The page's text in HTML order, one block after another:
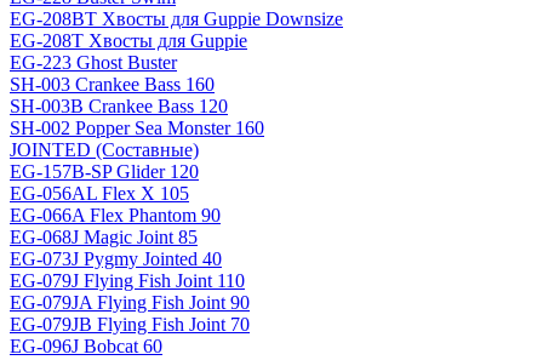
EG-208BT Хвосты для Guppie Downsize
EG-208T Хвосты для Guppie
EG-223 Ghost Buster
SH-003 Crankee Bass 160
SH-003B Crankee Bass 120
SH-002 Popper Sea Monster 160
JOINTED (Составные)
EG-157B-SP Glider 120
EG-056AL Flex X 105
EG-066A Flex Phantom 90
EG-068J Magic Joint 85
EG-073J Pygmy Jointed 40
EG-079J Flying Fish Joint 110
EG-079JA Flying Fish Joint 90
EG-079JB Flying Fish Joint 70
EG-096J Bobcat 60